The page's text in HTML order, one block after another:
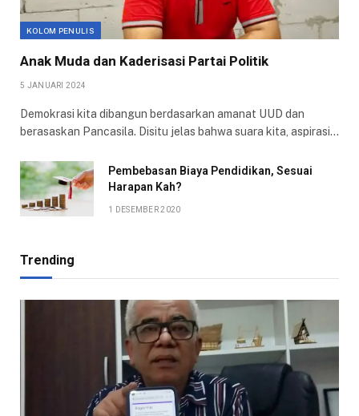
KOLOM PENULIS
Anak Muda dan Kaderisasi Partai Politik
5 JANUARI 2024
Demokrasi kita dibangun berdasarkan amanat UUD dan
berasaskan Pancasila. Disitu jelas bahwa suara kita, aspirasi…
Pembebasan Biaya Pendidikan, Sesuai
Harapan Kah?
1 DESEMBER 2020
Trending